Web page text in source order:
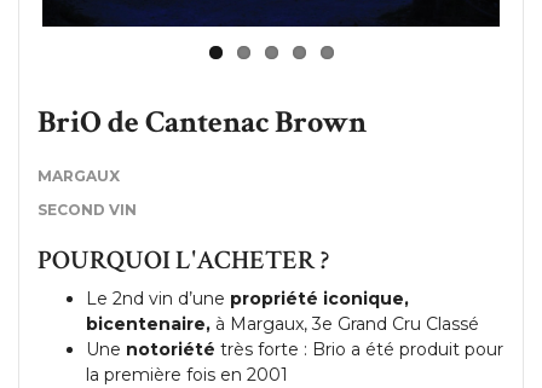
BriO de Cantenac Brown
MARGAUX
SECOND VIN
POURQUOI L'ACHETER ?
Le 2nd vin d’une propriété iconique,
bicentenaire, à Margaux, 3e Grand Cru Classé
Une notoriété très forte : Brio a été produit pour
la première fois en 2001